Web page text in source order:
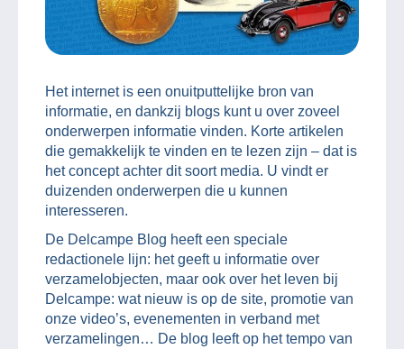
Het internet is een onuitputtelijke bron van
informatie, en dankzij blogs kunt u over zoveel
onderwerpen informatie vinden. Korte artikelen
die gemakkelijk te vinden en te lezen zijn – dat is
het concept achter dit soort media. U vindt er
duizenden onderwerpen die u kunnen
interesseren.
De Delcampe Blog heeft een speciale
redactionele lijn: het geeft u informatie over
verzamelobjecten, maar ook over het leven bij
Delcampe: wat nieuw is op de site, promotie van
onze video’s, evenementen in verband met
verzamelingen… De blog leeft op het tempo van